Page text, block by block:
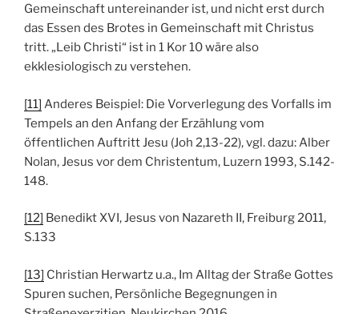
Gemeinschaft untereinander ist, und nicht erst durch
das Essen des Brotes in Gemeinschaft mit Christus
tritt. „Leib Christi“ ist in 1 Kor 10 wäre also
ekklesiologisch zu verstehen.
[11] Anderes Beispiel: Die Vorverlegung des Vorfalls im
Tempels an den Anfang der Erzählung vom
öffentlichen Auftritt Jesu (Joh 2,13-22), vgl. dazu: Alber
Nolan, Jesus vor dem Christentum, Luzern 1993, S.142-
148.
[12] Benedikt XVI, Jesus von Nazareth II, Freiburg 2011,
S.133
[13] Christian Herwartz u.a., Im Alltag der Straße Gottes
Spuren suchen, Persönliche Begegnungen in